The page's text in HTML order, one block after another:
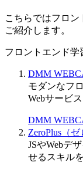
こちらではフロ
ご紹介します。
フロントエンド学
DMM
モダンなフ
Webサービ
DMM
ZeroPlus（
JSやWebデ
せるスキル